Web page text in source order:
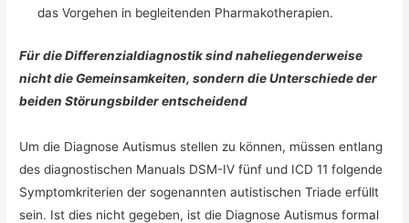
das Vorgehen in begleitenden Pharmakotherapien.
Für die Differenzialdiagnostik sind naheliegenderweise
nicht die Gemeinsamkeiten, sondern die Unterschiede der
beiden Störungsbilder entscheidend
Um die Diagnose Autismus stellen zu können, müssen entlang
des diagnostischen Manuals DSM-IV fünf und ICD 11 folgende
Symptomkriterien der sogenannten autistischen Triade erfüllt
sein. Ist dies nicht gegeben, ist die Diagnose Autismus formal